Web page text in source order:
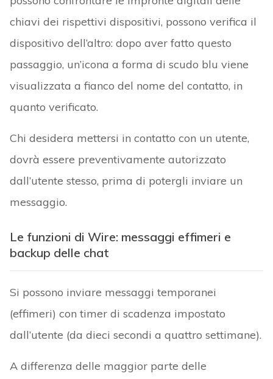
chiavi dei rispettivi dispositivi, possono verifica il
dispositivo dell’altro: dopo aver fatto questo
passaggio, un’icona a forma di scudo blu viene
visualizzata a fianco del nome del contatto, in
quanto verificato.
Chi desidera mettersi in contatto con un utente,
dovrà essere preventivamente autorizzato
dall’utente stesso, prima di potergli inviare un
messaggio.
Le funzioni di Wire: messaggi effimeri e
backup delle chat
Si possono inviare messaggi temporanei
(effimeri) con timer di scadenza impostato
dall’utente (da dieci secondi a quattro settimane).
A differenza delle maggior parte delle